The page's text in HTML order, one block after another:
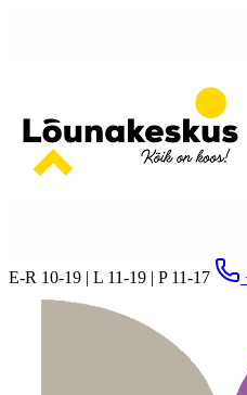
E-R 10-19 | L 11-19 | P 11-17